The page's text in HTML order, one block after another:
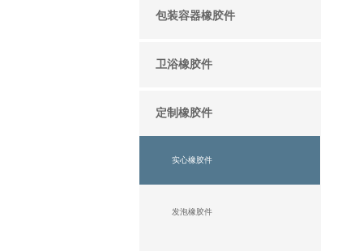
包装容器橡胶件
卫浴橡胶件
定制橡胶件
实心橡胶件
发泡橡胶件